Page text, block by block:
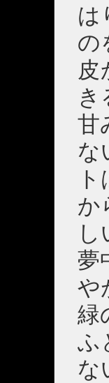
は
の
皮
き
甘
な
か
夢
や
緑
ふ
な